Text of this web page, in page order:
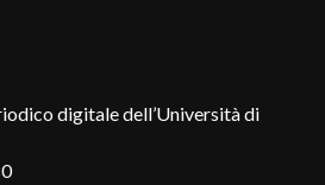
digitale dell’Università di